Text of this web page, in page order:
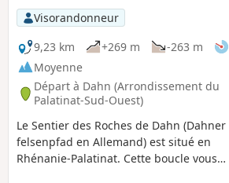
Visorandonneur
9,23 km
+269 m -263 m
Moyenne
Départ à Dahn (Arrondissement du
Palatinat-Sud-Ouest)
Le Sentier des Roches de Dahn (Dahner
felsenpfad en Allemand) est situé en
Rhénanie-Palatinat. Cette boucle vous